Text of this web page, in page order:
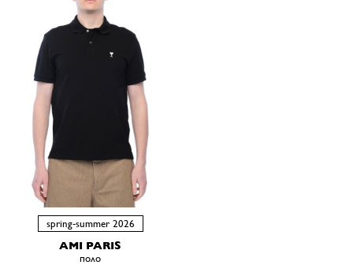
spring-summer 2026
AMI PARIS
поло